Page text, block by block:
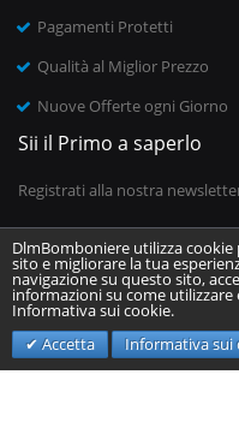
Pagamenti Protetti
Qualità al Miglior Prezzo
Nuove Offerte ogni Giorno
Sii il Primo a saperlo
Registrati alla nostra
Inserisci il tuo indirizzo email
DlmBomboniere utilizza
sito e migliorare la tua
navigazione su questo sito,
informazioni su come
Informativa sui cookie.
Accetta
Informativa sui